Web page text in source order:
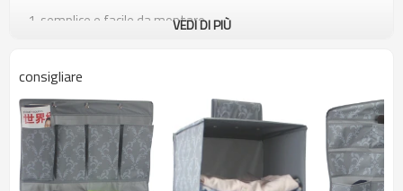
1. semplice e facile da montare
2. Lo spazio buono include abbigliamento, ripiegamento
cose organizzate
possono essere piegati.
5. Con 2 contenitori, ognuno ha una maniglia.
6. Con 1 cerniera sul retro, quando non in uso, basta aprire la
cerniera, il telaio sarà piegato.
VEDI DI PIÙ
consigliare